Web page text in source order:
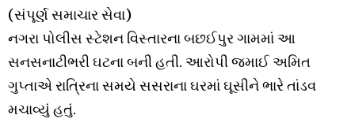
(સંપૂર્ણ સમાચાર સેવા)​
નગરા પોલીસ સ્ટેશન વિસ્તારના બછઈપુર ગામમાં આ
સનસનાટીભરી ઘટના બની હતી. આરોપી જમાઈ અમિત
ગુપ્તાએ રાત્રિના સમયે સસરાના ઘરમાં ઘૂસીને ભારે તાંડવ
મચાવ્યું હતું.